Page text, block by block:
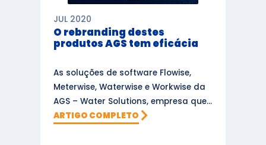
JUL 2020
O rebranding destes
produtos AGS tem eficácia
As soluções de software Flowise,
Meterwise, Waterwise e Workwise da
AGS – Water Solutions, empresa que...
ARTIGO COMPLETO